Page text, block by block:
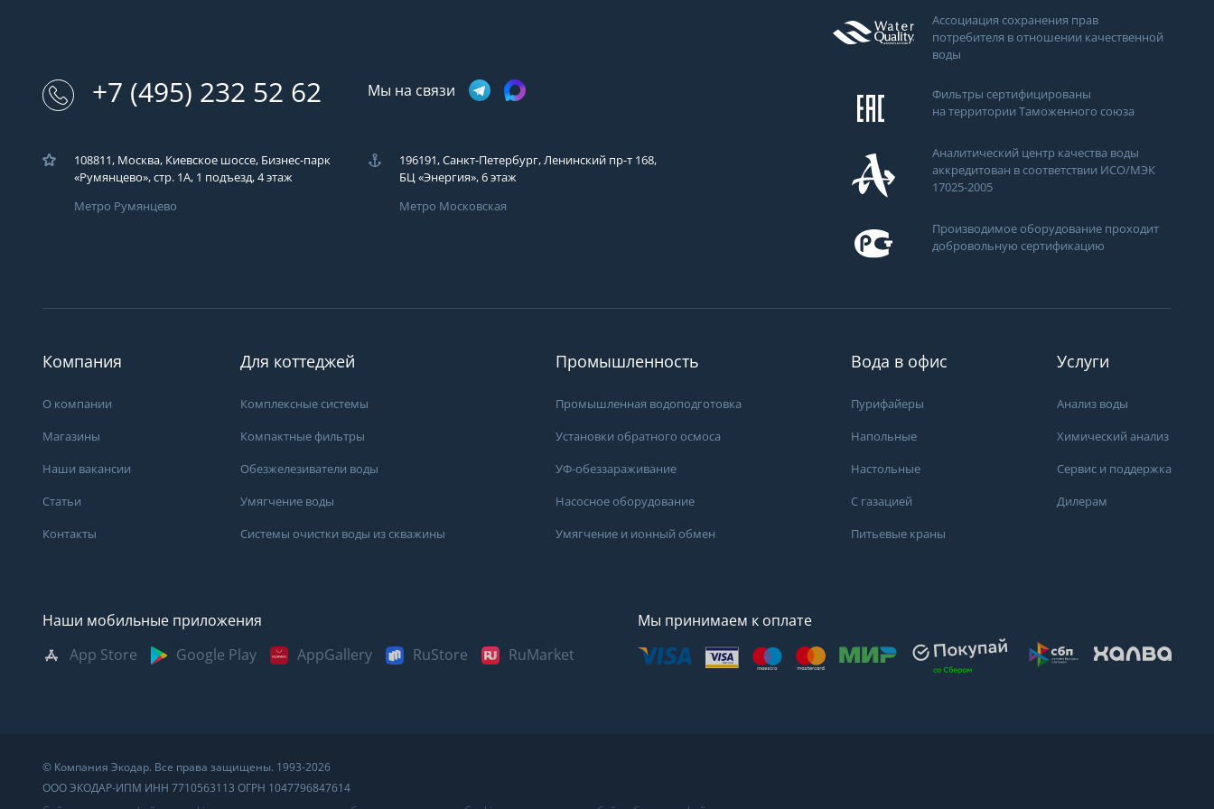
Выберите причину обращения
Я принимаю условия
передачи информации
+7 (495) 232 52 62 Мы на связи
108811, Москва, Киевское шоссе, Бизнес-парк
«Румянцево», стр. 1А, 1 подъезд, 4 этаж
Метро Румянцево
196191, Санкт-Петербург, Ленинский пр-т 168,
БЦ «Энергия», 6 этаж
Метро Московская
Ассоциация сохранения прав
потребителя в отношении качественной
воды
Фильтры сертифицированы
на территории Таможенного союза
Аналитический центр качества воды
аккредитован в соответствии ИСО/МЭК
17025-2005
Производимое оборудование проходит
добровольную сертификацию
Компания
О компании
Магазины
Наши вакансии
Статьи
Контакты
Для коттеджей
Комплексные системы
Компактные фильтры
Обезжелезиватели воды
Умягчение воды
Системы очистки воды из скважины
Промышленность
Промышленная водоподготовка
Установки обратного осмоса
УФ-обеззараживание
Насосное оборудование
Умягчение и ионный обмен
Вода в офис
Пурифайеры
Напольные
Настольные
С газацией
Питьевые краны
Услуги
Анализ воды
Химический анализ
Сервис и поддержка
Дилерам
Наши мобильные приложения
App Store
Google Play AppGallery RuStore RuMarket
Мы принимаем к оплате
© Компания Экодар. Все права защищены. 1993-2026
ООО ЭКОДАР-ИПМ ИНН 7710563113 ОГРН 1047796847614
Великий Новгород
Казань
Мурманск
Саратов
Тверь
Я принимаю условия
передачи информации